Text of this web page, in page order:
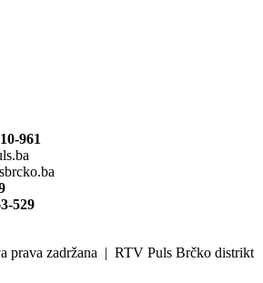
961
529
prava zadržana | RTV Puls Brčko distrikt